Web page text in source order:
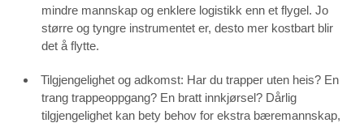
mindre mannskap og enklere logistikk enn et flygel. Jo
større og tyngre instrumentet er, desto mer kostbart blir
det å flytte.
Tilgjengelighet og adkomst: Har du trapper uten heis? En
trang trappeoppgang? En bratt innkjørsel? Dårlig
tilgjengelighet kan bety behov for ekstra bæremannskap,